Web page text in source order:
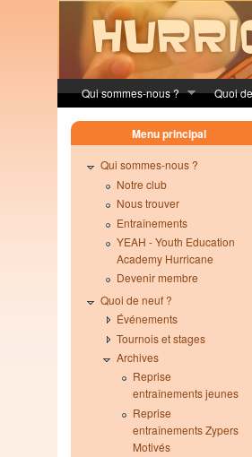
Qui sommes-nous ? Quoi
Menu principal
Qui sommes-nous ?
Notre club
Nous trouver
Entraînements
YEAH - Youth Education
Academy Hurricane
Devenir membre
Quoi de neuf ?
Événements
Tournois et stages
Archives
Reprise
entraînements jeunes
Reprise
entraînements Zypers
Motivés